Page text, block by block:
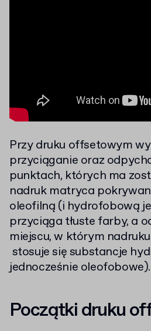
Przy druku offsetowym
przyciąganie oraz
punktach, których ma
nadruk matryca
oleofilną (i hydrofobową
przyciąga tłuste farby, a
miejscu, w którym
stosuje się substancje
jednocześnie oleofobowe).
Początki druku